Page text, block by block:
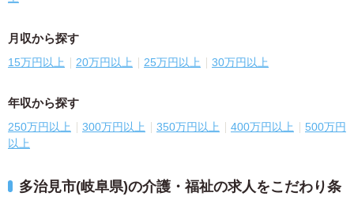
月収から探す
15万円以上 20万円以上 25万円以上 30万円以上
年収から探す
250万円以上 300万円以上 350万円以上 400万円以上
500万円
以上
多治見市(岐阜県)の介護・福祉の求人をこだわり条